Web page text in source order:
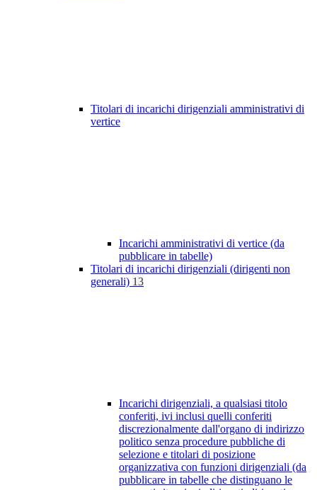
Titolari di incarichi dirigenziali amministrativi di
vertice
Incarichi amministrativi di vertice (da
pubblicare in tabelle)
Titolari di incarichi dirigenziali (dirigenti non
generali) 13
Incarichi dirigenziali, a qualsiasi titolo
conferiti, ivi inclusi quelli conferiti
discrezionalmente dall'organo di indirizzo
politico senza procedure pubbliche di
selezione e titolari di posizione
organizzativa con funzioni dirigenziali (da
pubblicare in tabelle che distinguano le